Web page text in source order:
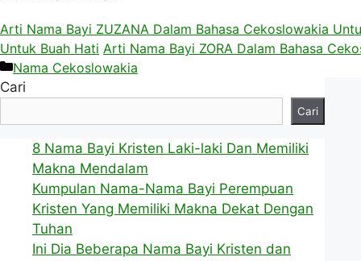
Arti Nama Bayi ZUZANA Dalam Bahasa Cekoslowakia
Untuk Buah Hati Arti Nama Bayi ZORA Dalam Bahasa
Kategori
Nama Cekoslowakia
Cari
Cari
8 Nama Bayi Kristen Laki-laki Dan Memiliki
Makna Mendalam
Kumpulan Nama-Nama Bayi Perempuan
Kristen Yang Memiliki Makna Dekat Dengan
Tuhan
Ini Dia Beberapa Nama Bayi Kristen dan